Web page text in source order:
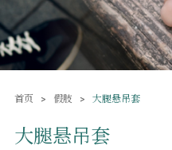
首页 假肢 大腿悬吊套
大腿悬吊套